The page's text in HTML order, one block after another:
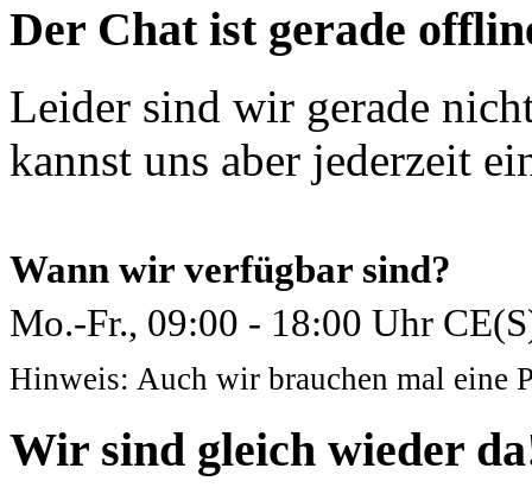
Der Chat ist gerade
Leider sind wir gerade
kannst uns aber jederzeit
Wann wir verfügbar sind?
Mo.-Fr., 09:00 - 18:00 Uhr
Hinweis: Auch wir brauchen mal eine
Wir sind gleich wieder